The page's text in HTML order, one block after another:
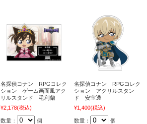
名探偵コナン RPGコレク
ション ゲーム画面風アク
リルスタンド 毛利蘭
¥2,178(税込)
数量： 個
名探偵コナン RPGコレク
ション アクリルスタン
ド 安室透
¥1,400(税込)
数量： 個